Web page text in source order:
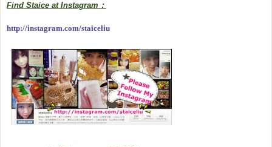
Find Staice at Instagram：
http://instagram.com/staiceliu